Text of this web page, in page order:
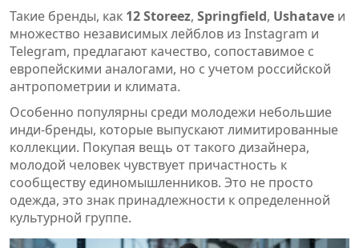
Такие бренды, как 12 Storeez, Springfield, Ushatave и
множество независимых лейблов из Instagram и
Telegram, предлагают качество, сопоставимое с
европейскими аналогами, но с учетом российской
антропометрии и климата.
Особенно популярны среди молодежи небольшие
инди-бренды, которые выпускают лимитированные
коллекции. Покупая вещь от такого дизайнера,
молодой человек чувствует причастность к
сообществу единомышленников. Это не просто
одежда, это знак принадлежности к определенной
культурной группе.